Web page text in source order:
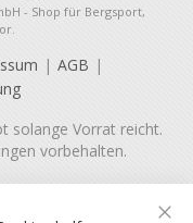
- Shop für Bergsport,
AGB
solange Vorrat reicht.
vorbehalten.